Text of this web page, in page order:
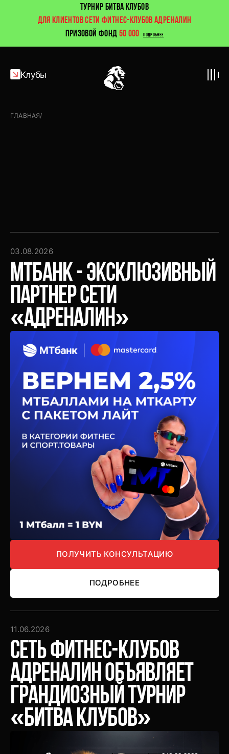
ТУРНИР БИТВА КЛУБОВ
ДЛЯ КЛИЕНТОВ СЕТИ ФИТНЕС-КЛУБОВ АДРЕНАЛИН
ПРИЗОВОЙ ФОНД 50 000 ПОДРОБНЕЕ
Клубы
ГЛАВНАЯ/
иакции
03.08.2026
МТБанк - эксклюзивный
партнер сети
«Адреналин»
ПОЛУЧИТЬ КОНСУЛЬТАЦИЮ
ПОДРОБНЕЕ
11.06.2026
Сеть фитнес-клубов
Адреналин объявляет
грандиозный турнир
«Битва Клубов»